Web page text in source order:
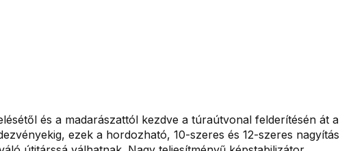
és a madarászattól kezdve a túraútvonal felderítésén át a
ezek a hordozható, 10-szeres és 12-szeres